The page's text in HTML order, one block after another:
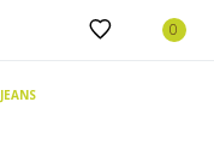
JEANS